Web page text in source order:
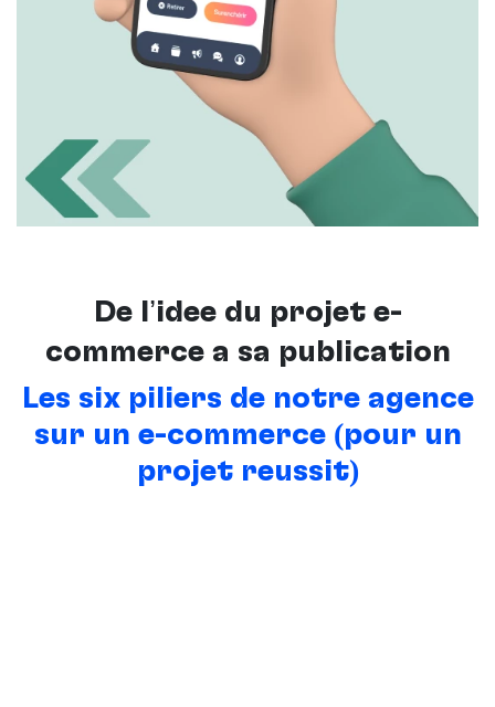
De l’idée du projet e-
commerce à sa publication
Les six piliers de notre agence
sur un e-commerce (pour un
projet réussit)